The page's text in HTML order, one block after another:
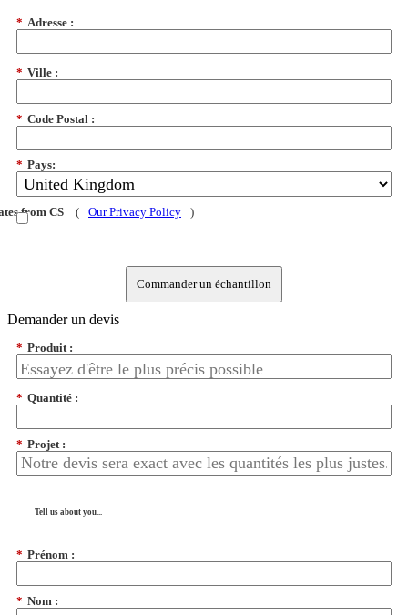
* Adresse :
* Ville :
* Code Postal :
* Pays:
from CS ( Our Privacy Policy )
Commander un échantillon
Demander un devis
* Produit :
* Quantité :
* Projet :
Tell us about you...
* Prénom :
* Nom :